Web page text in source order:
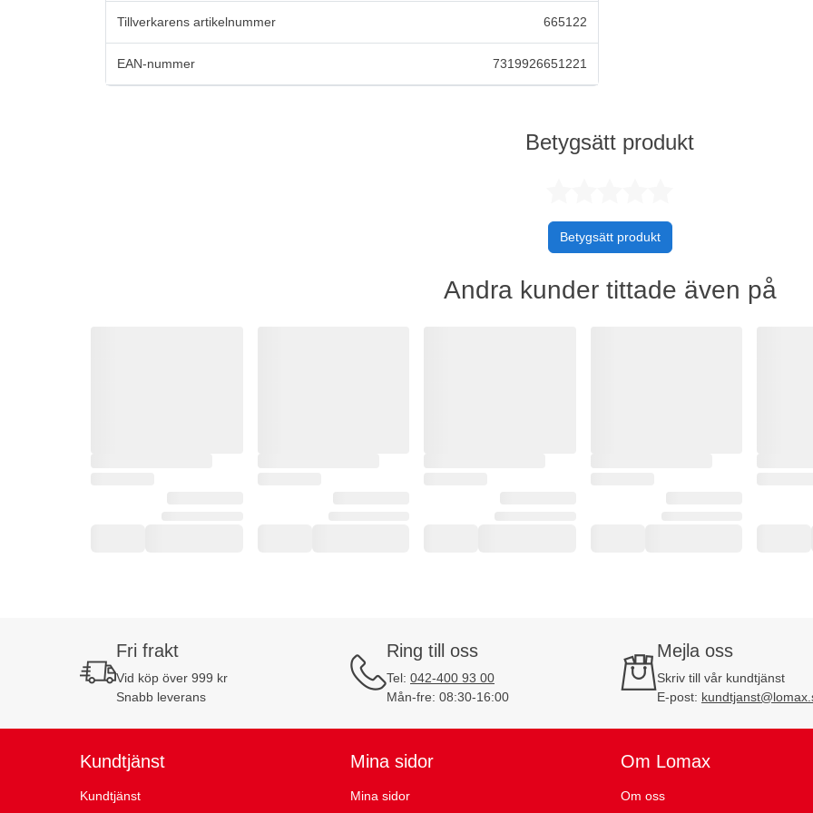
Tillverkarens artikelnummer 665122
EAN-nummer 7319926651221
Betygsätt produkt
Betygsätt produkt
Andra kunder tittade även på
Fri frakt
Vid köp över 999 kr
Snabb leverans
Ring till oss
Tel: 042-400 93 00
Mån-fre: 08:30-16:00
Mejla oss
Skriv till vår kundtjänst
E-post:
Kundtjänst
Kundtjänst
Mina sidor
Mina sidor
Om Lomax
Om oss